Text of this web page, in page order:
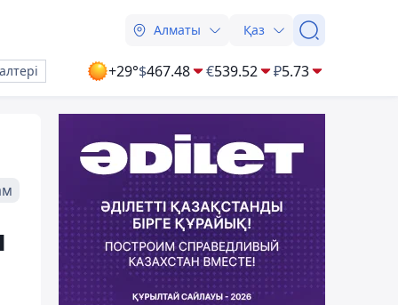
Алматы Қаз
+29°$467.48 €539.52 ₽5.73